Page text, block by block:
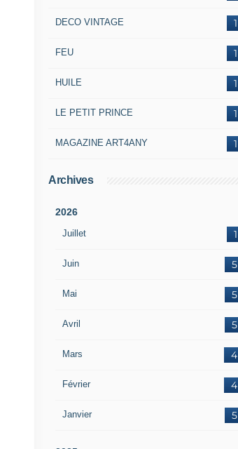
1
DECO VINTAGE
1
FEU
1
HUILE
1
LE PETIT PRINCE
1
MAGAZINE ART4ANY
Archives
2026
Juillet 1
Juin 5
Mai 5
Avril 5
Mars 4
Février 4
Janvier 5